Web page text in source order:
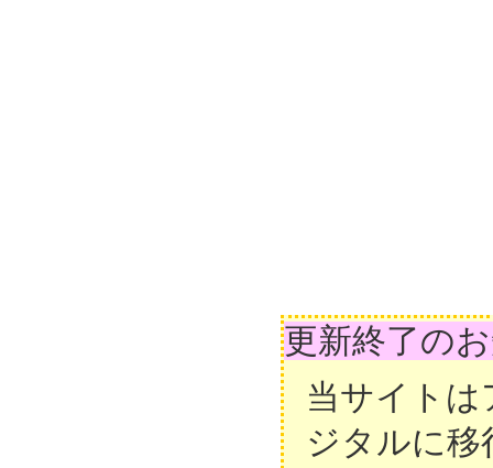
更新終了の
当サイト
ジタルに移